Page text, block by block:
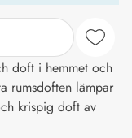
doft i hemmet och
rumsdoften lämpar
krispig doft av